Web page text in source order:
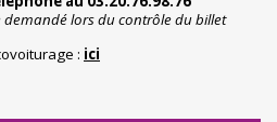
lors du contrôle du billet
: ici